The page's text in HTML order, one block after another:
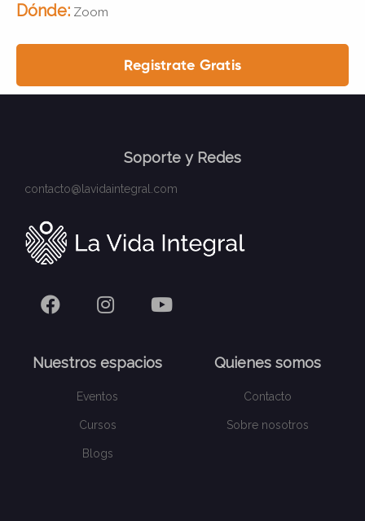
Dónde: Zoom
Registrate Gratis
Soporte y Redes
contacto@lavidaintegral.com
Nuestros espacios
Eventos
Cursos
Blogs
Quienes somos
Contacto
Sobre nosotros